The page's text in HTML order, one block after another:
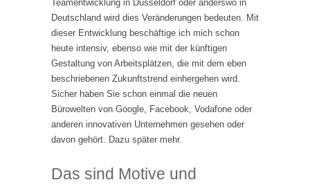
Teamentwicklung in Düsseldorf oder anderswo in
Deutschland wird dies Veränderungen bedeuten. Mit
dieser Entwicklung beschäftige ich mich schon
heute intensiv, ebenso wie mit der künftigen
Gestaltung von Arbeitsplätzen, die mit dem eben
beschriebenen Zukunftstrend einhergehen wird.
Sicher haben Sie schon einmal die neuen
Bürowelten von Google, Facebook, Vodafone oder
anderen innovativen Unternehmen gesehen oder
davon gehört. Dazu später mehr.
Das sind Motive und